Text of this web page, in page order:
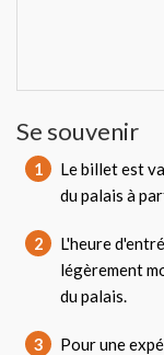
Se souvenir
1
Le billet est
du palais à
2
L'heure
légèrement
du palais.
3
Pour une